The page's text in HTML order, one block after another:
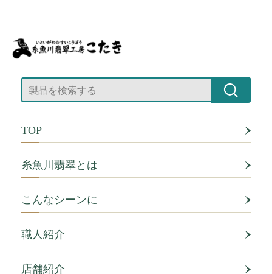
TOP
糸魚川翡翠とは
こんなシーンに
職人紹介
店舗紹介